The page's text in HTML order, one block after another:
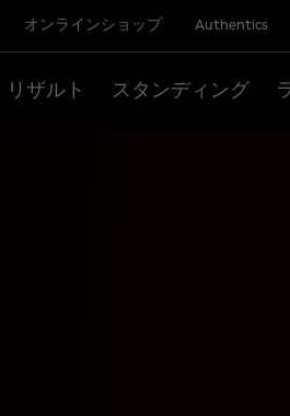
オンラインショップ Authentics
リザルト スタンディング